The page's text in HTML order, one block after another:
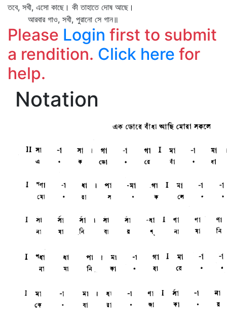
তবে, সখী, এসো কাছে। কী তাহাতে দোষ আছে।
আরবার গাও, সখী, পুরানো সে গান॥
Please Login first to submit
a rendition. Click here for
help.
Notation